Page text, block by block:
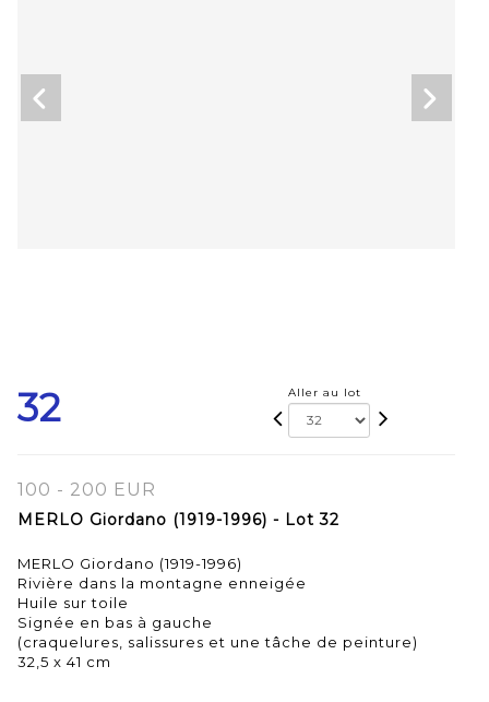
32 Aller au lot
100 - 200 EUR
MERLO Giordano (1919-1996) - Lot 32
MERLO Giordano (1919-1996)
Rivière dans la montagne enneigée
Huile sur toile
Signée en bas à gauche
(craquelures, salissures et une tâche de peinture)
32,5 x 41 cm